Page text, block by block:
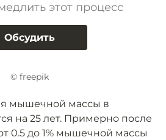
этот процесс
Обсудить
© freepik
мышечной массы в
на 25 лет. Примерно после
0.5 до 1% мышечной массы